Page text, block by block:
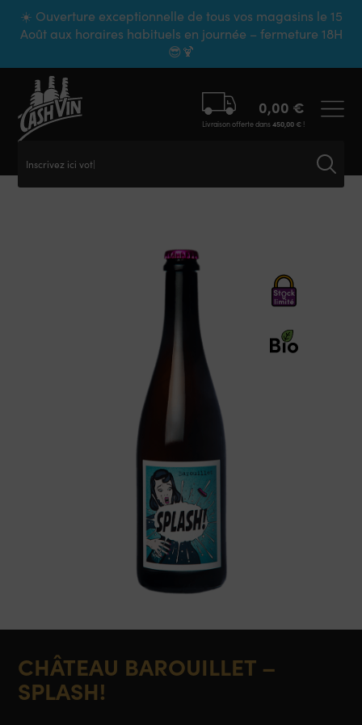
☀️ Ouverture exceptionnelle de tous vos magasins le 15
Août aux horaires habituels en journée – fermeture 18H
😎🍹
Inscrivez ici votre
0,00 €
Livraison offerte dans450,00 €!
CHÂTEAU BAROUILLET –
SPLASH!
Panneau de gestion des cookies